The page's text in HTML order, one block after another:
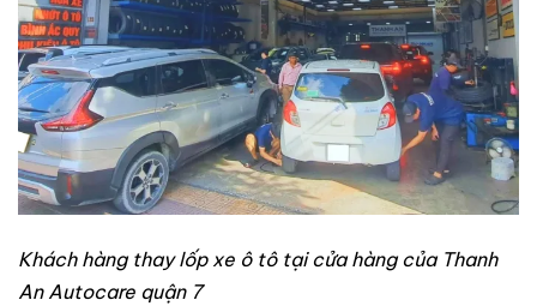
Khách hàng thay lốp xe ô tô tại cửa hàng của Thanh
An Autocare quận 7